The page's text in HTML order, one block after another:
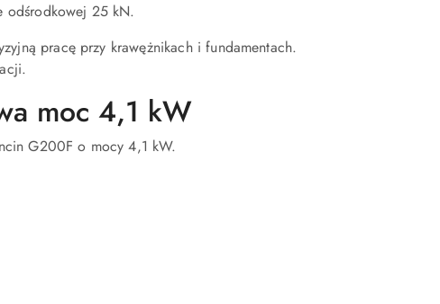
odśrodkowej 25 kN.
pracę przy krawężnikach i fundamentach.
moc 4,1 kW
G200F o mocy 4,1 kW.